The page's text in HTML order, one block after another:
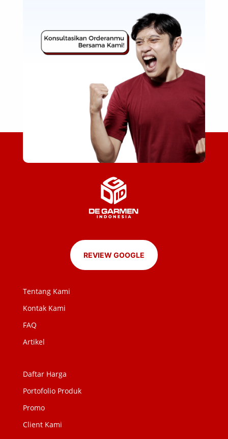
REVIEW GOOGLE
Tentang Kami
Kontak Kami
FAQ
Artikel
Daftar Harga
Portofolio Produk
Promo
Client Kami